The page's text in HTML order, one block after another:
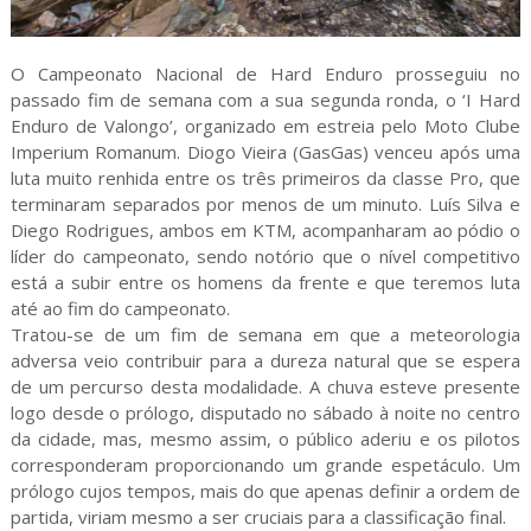
O Campeonato Nacional de Hard Enduro prosseguiu no
passado fim de semana com a sua segunda ronda, o ‘I Hard
Enduro de Valongo’, organizado em estreia pelo Moto Clube
Imperium Romanum. Diogo Vieira (GasGas) venceu após uma
luta muito renhida entre os três primeiros da classe Pro, que
terminaram separados por menos de um minuto. Luís Silva e
Diego Rodrigues, ambos em KTM, acompanharam ao pódio o
líder do campeonato, sendo notório que o nível competitivo
está a subir entre os homens da frente e que teremos luta
até ao fim do campeonato.
Tratou-se de um fim de semana em que a meteorologia
adversa veio contribuir para a dureza natural que se espera
de um percurso desta modalidade. A chuva esteve presente
logo desde o prólogo, disputado no sábado à noite no centro
da cidade, mas, mesmo assim, o público aderiu e os pilotos
corresponderam proporcionando um grande espetáculo. Um
prólogo cujos tempos, mais do que apenas definir a ordem de
partida, viriam mesmo a ser cruciais para a classificação final.